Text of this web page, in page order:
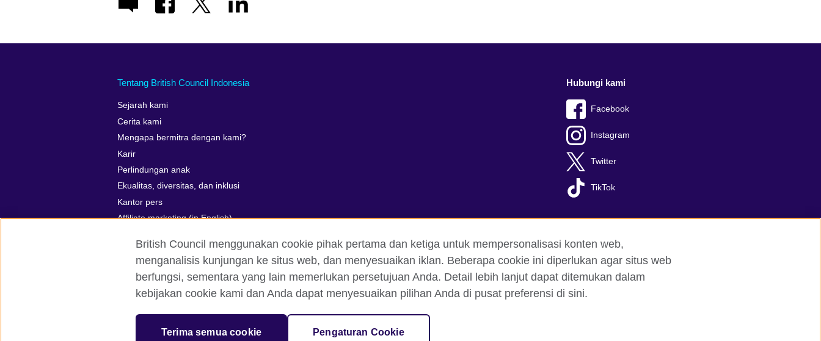
Tentang British Council Indonesia
Sejarah kami
Cerita kami
Mengapa bermitra dengan kami?
Karir
Perlindungan anak
Ekualitas, diversitas, dan inklusi
Kantor pers
Affiliate marketing (in English)
Hubungi kami
Facebook
Instagram
Twitter
TikTok
British Council global Kerahasiaan dan Ketentuan Pemakaian Cookie Peta situs
SC037733 (Scotland)
British Council menggunakan cookie pihak pertama dan ketiga untuk mempersonalisasi konten web,
menganalisis kunjungan ke situs web, dan menyesuaikan iklan. Beberapa cookie ini diperlukan agar situs web
berfungsi, sementara yang lain memerlukan persetujuan Anda. Detail lebih lanjut dapat ditemukan dalam
kebijakan cookie kami dan Anda dapat menyesuaikan pilihan Anda di pusat preferensi di sini.
Terima semua cookie Pengaturan Cookie